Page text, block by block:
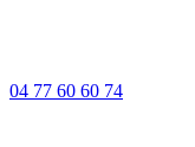
04 77 60 60 74